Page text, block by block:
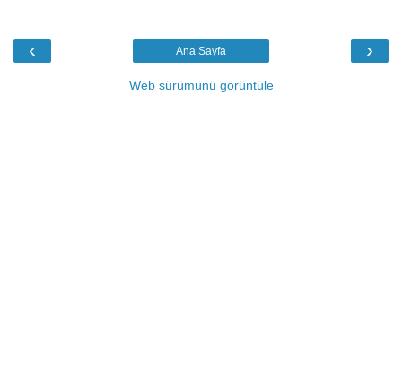
‹ ›
Ana Sayfa
Web sürümünü görüntüle